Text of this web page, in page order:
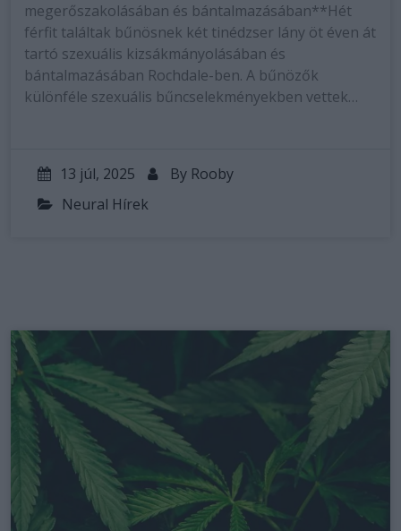
megerőszakolásában és bántalmazásában**Hét
férfit találtak bűnösnek két tinédzser lány öt éven át
tartó szexuális kizsákmányolásában és
bántalmazásában Rochdale-ben. A bűnözők
különféle szexuális bűncselekményekben vettek…
13 júl, 2025 By Rooby
Neural Hírek